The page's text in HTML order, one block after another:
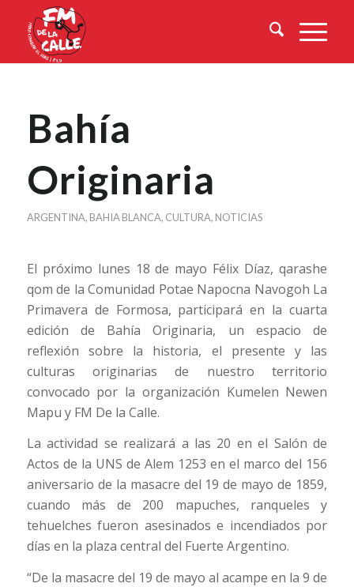
Bahía
Originaria
ARGENTINA, BAHIA BLANCA, CULTURA, NOTICIAS
El próximo lunes 18 de mayo Félix Díaz, qarashe
qom de la Comunidad Potae Napocna Navogoh La
Primavera de Formosa, participará en la cuarta
edición de Bahía Originaria, un espacio de
reflexión sobre la historia, el presente y las
culturas originarias de nuestro territorio
convocado por la organización Kumelen Newen
Mapu y FM De la Calle.
La actividad se realizará a las 20 en el Salón de
Actos de la UNS de Alem 1253 en el marco del 156
aniversario de la masacre del 19 de mayo de 1859,
cuando más de 200 mapuches, ranqueles y
tehuelches fueron asesinados e incendiados por
días en la plaza central del Fuerte Argentino.
“De la masacre del 19 de mayo al acampe en la 9 de